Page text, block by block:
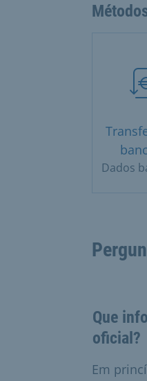
Dados
Que
oficial?
Em